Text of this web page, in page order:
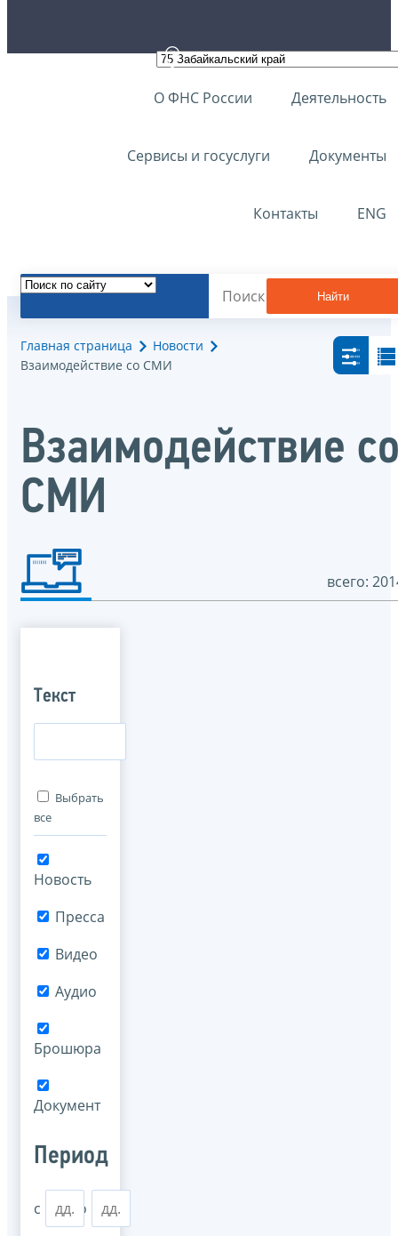
О ФНС России Деятельность
Сервисы и госуслуги Документы
Контакты ENG
Найти
Главная страница
Новости
Взаимодействие со СМИ
Взаимодействие
СМИ
всего:
Текст
Выбрать
все
Новость
Пресса
Видео
Аудио
Брошюра
Документ
Период
с по